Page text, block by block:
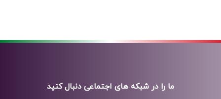
ما را در شبکه های اجتماعی دنبال کنید